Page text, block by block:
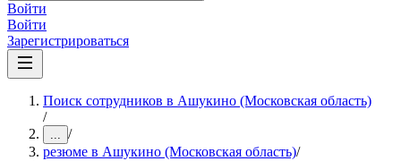
Войти
Войти
Зарегистрироваться
Поиск сотрудников в Ашукино (Московская область)
/
... /
резюме в Ашукино (Московская область)/